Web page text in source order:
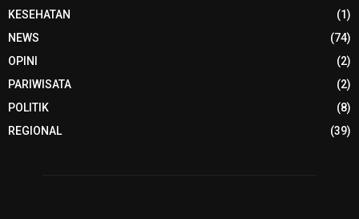
KESEHATAN
(1)
NEWS
(74)
OPINI
(2)
PARIWISATA
(2)
POLITIK
(8)
REGIONAL
(39)